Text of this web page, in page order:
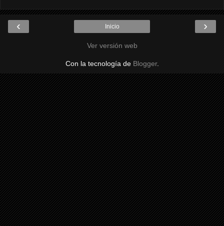
‹ ›
Inicio
Ver versión web
Con la tecnología de Blogger.